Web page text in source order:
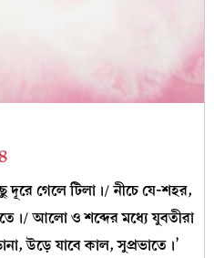
গেলে টিলা।/ নীচে যে-শহর,
আলো ও শব্দের মধ্যে যুবতীরা
উড়ে যাবে কাল, সুপ্রভাতে।’